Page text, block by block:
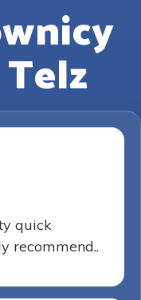
quick
recommend..